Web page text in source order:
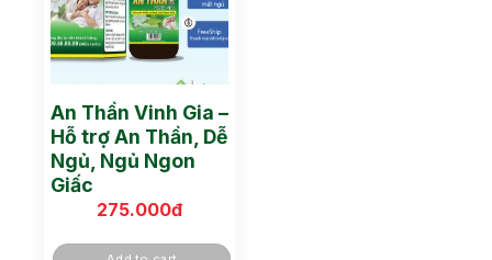
An Thần Vinh Gia –
Hỗ trợ An Thần, Dễ
Ngủ, Ngủ Ngon
Giấc
275.000đ